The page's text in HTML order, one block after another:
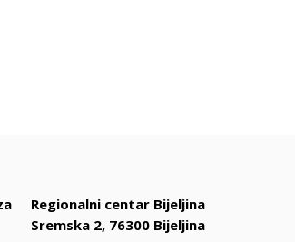
Regionalni centar Bijeljina
Sremska 2, 76300 Bijeljina